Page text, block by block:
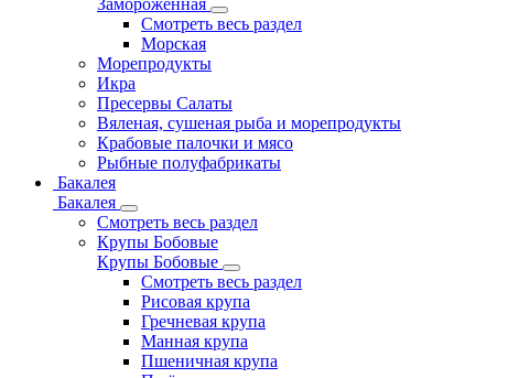
Замороженная
Смотреть весь раздел
Морская
Морепродукты
Икра
Пресервы Салаты
Вяленая, сушеная рыба и морепродукты
Крабовые палочки и мясо
Рыбные полуфабрикаты
Бакалея
Бакалея
Смотреть весь раздел
Крупы Бобовые
Крупы Бобовые
Смотреть весь раздел
Рисовая крупа
Гречневая крупа
Манная крупа
Пшеничная крупа